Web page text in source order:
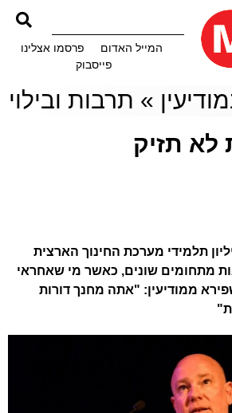
המייל האדום
פרסמו אצלינו
פייסבוק
» תרבות ובילוי
לא תזיק
זוכים 1.2 מיליון תלמידי מערכת החינוך הארצית
מתחומים שונים, כאשר מי שאחראי
ממודיעין: "אתה מחנך דורות